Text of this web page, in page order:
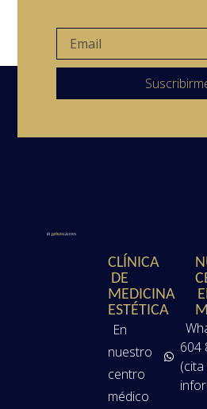
CLÍNICA
DE
MEDICINA
ESTÉTICA
En
nuestro
centro
médico
604